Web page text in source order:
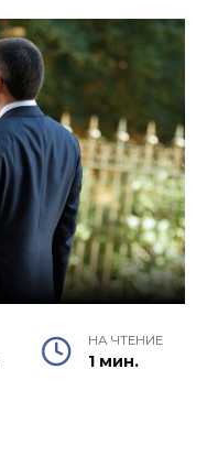
НА ЧТЕНИЕ
1 мин.